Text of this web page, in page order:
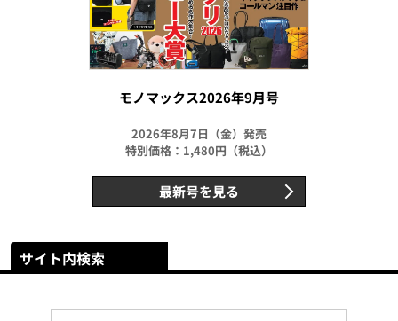
モノマックス2026年9月号
2026年8月7日（金）発売
特別価格：1,480円（税込）
最新号を見る
サイト内検索